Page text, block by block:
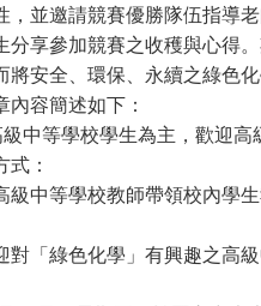
，並邀請競賽優勝隊伍指導
分享參加競賽之收穫與心得
安全、環保、永續之綠色
容簡述如下：
中等學校學生為主，歡迎
式：
級中等學校教師帶領校內學
對「綠色化學」有興趣之高